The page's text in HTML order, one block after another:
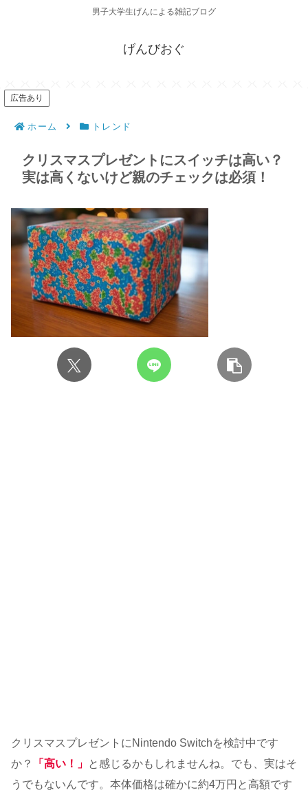
男子大学生げんによる雑記ブログ
げんびおぐ
広告あり
ホーム トレンド
クリスマスプレゼントにスイッチは高い？
実は高くないけど親のチェックは必須！
クリスマスプレゼントにNintendo Switchを検討中です
か？
「高い！」
と感じるかもしれませんね。でも、実はそ
うでもないんです。本体価格は確かに約4万円と高額です